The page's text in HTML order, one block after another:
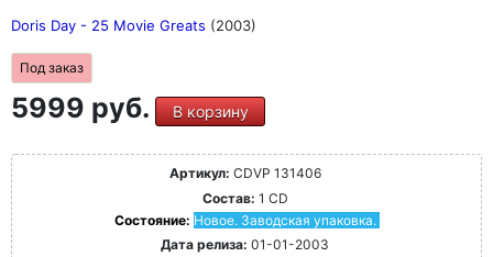
Doris Day - 25 Movie Greats (2003)
Под заказ
5999 руб. В корзину
Артикул: CDVP 131406
Состав: 1 CD
Состояние: Новое. Заводская упаковка.
Дата релиза: 01-01-2003